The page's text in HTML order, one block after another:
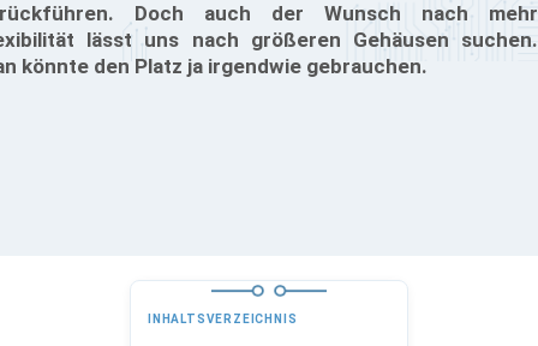
Doch auch der Wunsch nach mehr
lässt uns nach größeren Gehäusen suchen.
könnte den Platz ja irgendwie gebrauchen.
INHALTSVERZEICHNIS